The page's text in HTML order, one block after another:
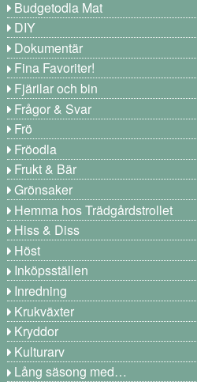
Budgetodla Mat
DIY
Dokumentär
Fina Favoriter!
Fjärilar och bin
Frågor & Svar
Frö
Fröodla
Frukt & Bär
Grönsaker
Hemma hos Trädgårdstrollet
Hiss & Diss
Höst
Inköpsställen
Inredning
Krukväxter
Kryddor
Kulturarv
Lång säsong med…